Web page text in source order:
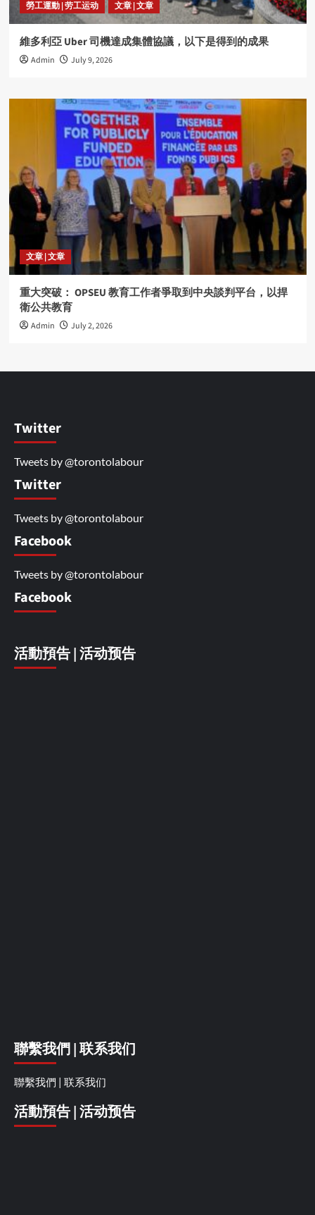
勞工運動 | 劳工运动 文章 | 文章
維多利亞 Uber 司機達成集體協議，以下是得到的成果
Admin July 9, 2026
文章 | 文章
重大突破： OPSEU 教育工作者爭取到中央談判平台，以捍
衛公共教育
Admin July 2, 2026
Twitter
Tweets by @torontolabour
Twitter
Tweets by @torontolabour
Facebook
Tweets by @torontolabour
Facebook
活動預告 | 活动预告
聯繫我們 | 联系我们
聯繫我們 | 联系我们
活動預告 | 活动预告